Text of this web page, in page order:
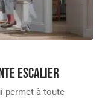
escalier
permet à toute